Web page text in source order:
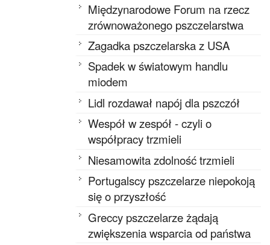
Międzynarodowe Forum na rzecz
zrównoważonego pszczelarstwa
Zagadka pszczelarska z USA
Spadek w światowym handlu
miodem
Lidl rozdawał napój dla pszczół
Wespół w zespół - czyli o
współpracy trzmieli
Niesamowita zdolność trzmieli
Portugalscy pszczelarze niepokoją
się o przyszłość
Greccy pszczelarze żądają
zwiększenia wsparcia od państwa